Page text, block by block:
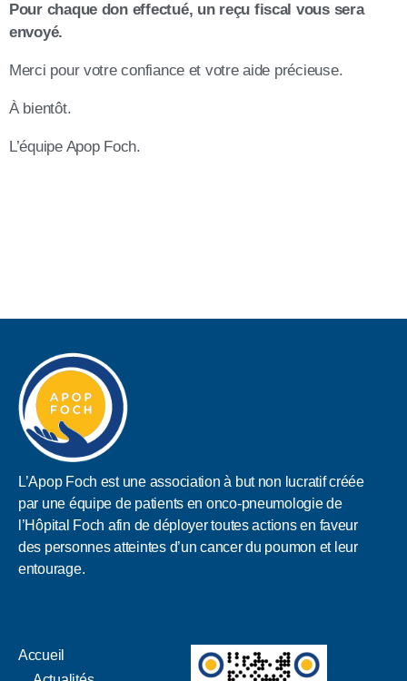
Pour chaque don effectué, un reçu fiscal vous sera
envoyé.
Merci pour votre confiance et votre aide précieuse.
À bientôt.
L’équipe Apop Foch.
L’Apop Foch est une association à but non lucratif créée
par une équipe de patients en onco-pneumologie de
l’Hôpital Foch afin de déployer toutes actions en faveur
des personnes atteintes d’un cancer du poumon et leur
entourage.
Accueil